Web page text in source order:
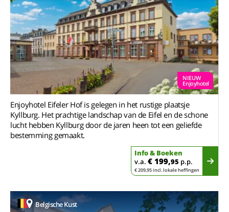
NIEUW
Enjoyhotel
Enjoyhotel Eifeler Hof is gelegen in het rustige plaatsje
Kyllburg. Het prachtige landschap van de Eifel en de schone
lucht hebben Kyllburg door de jaren heen tot een geliefde
bestemming gemaakt.
Info & Boeken
v.a. € 199,95 p.p.
€ 209,95 incl. lokale heffingen
Belgische Kust